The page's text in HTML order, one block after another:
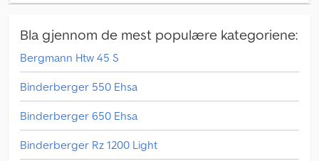
Bla gjennom de mest populære kategoriene:
Bergmann Htw 45 S
Binderberger 550 Ehsa
Binderberger 650 Ehsa
Binderberger Rz 1200 Light